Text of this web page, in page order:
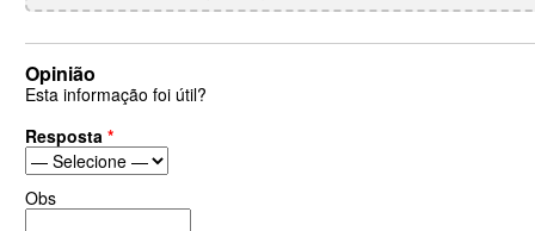
Opinião
Esta informação foi útil?
Resposta *
Obs